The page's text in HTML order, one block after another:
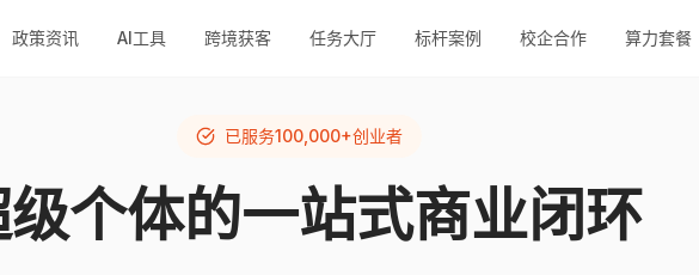
政策资讯 AI工具 跨境获客 任务大厅 标杆案例 校企合作 算力套餐
已服务100,000+创业者
个体的一站式商业闭环